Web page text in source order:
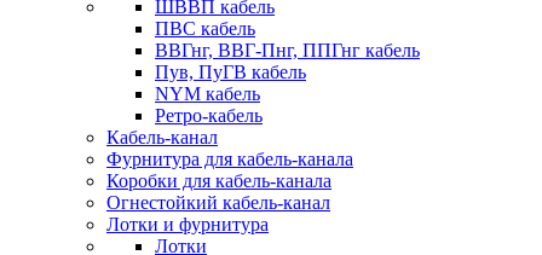
ШВВП кабель
ПВС кабель
ВВГнг, ВВГ-Пнг, ППГнг кабель
Пув, ПуГВ кабель
NYM кабель
Ретро-кабель
Кабель-канал
Фурнитура для кабель-канала
Коробки для кабель-канала
Огнестойкий кабель-канал
Лотки и фурнитура
Лотки